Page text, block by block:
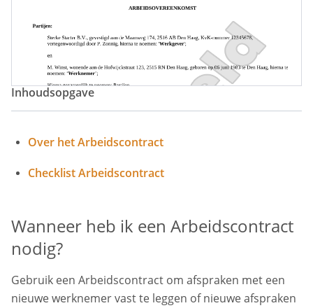
Inhoudsopgave
Over het Arbeidscontract
Checklist Arbeidscontract
Wanneer heb ik een Arbeidscontract
nodig?
Gebruik een Arbeidscontract om afspraken met een
nieuwe werknemer vast te leggen of nieuwe afspraken